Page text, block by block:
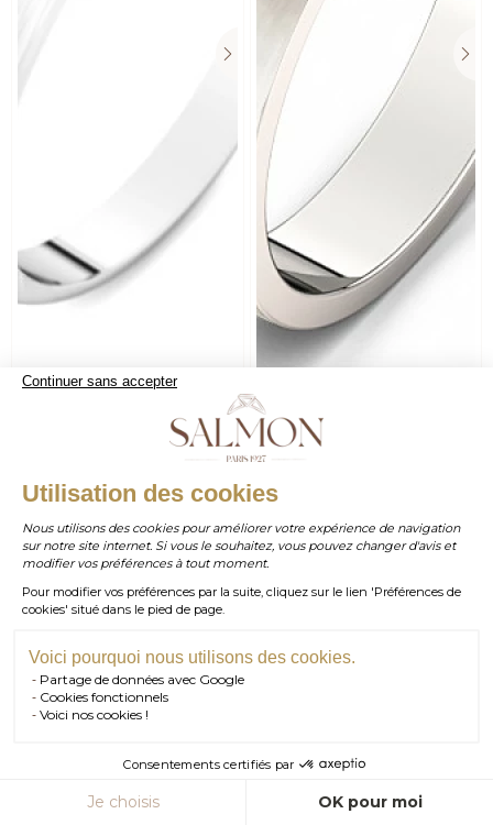
Continuer sans accepter
Utilisation des cookies
Nous utilisons des cookies pour améliorer votre expérience de navigation
sur notre site internet. Si vous le souhaitez, vous pouvez changer d'avis et
modifier vos préférences à tout moment.
Pour modifier vos préférences par la suite, cliquez sur le lien 'Préférences de
cookies' situé dans le pied de page.
Voici pourquoi nous utilisons des cookies.
Partage de données avec Google
Cookies fonctionnels
Voici nos cookies !
Consentements certifiés par
Je choisis OK pour moi
WHATSAPP
E-MAIL contact@salmonparis.com
TÉL PARIS
RDV SHOWROOM
RDV TÉLÉPHONIQUE
Alliance
Celeste confort 2.5mm
730,00 €
Métaux
Alliance
Venus 4mm 815,00 €